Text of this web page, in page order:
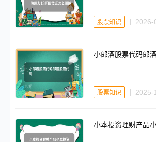
股票知识 2026-
小郎酒股票代码郎
股票知识 2025-
小本投资理财产品